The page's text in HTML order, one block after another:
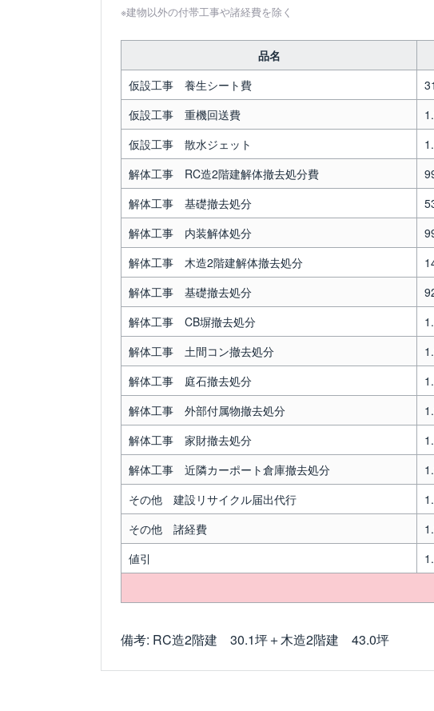
※建物以外の付帯工事や諸経費を除く
品名
仮設工事 養生シート費
仮設工事 重機回送費
仮設工事 散水ジェット
解体工事 RC造2階建解体撤去処分費
解体工事 基礎撤去処分
解体工事 内装解体処分
解体工事 木造2階建解体撤去処分
解体工事 基礎撤去処分
解体工事 CB塀撤去処分
解体工事 土間コン撤去処分
解体工事 庭石撤去処分
解体工事 外部付属物撤去処分
解体工事 家財撤去処分
解体工事 近隣カーポート倉庫撤去処分
その他 建設リサイクル届出代行
その他 諸経費
値引
備考: RC造2階建 30.1坪＋木造2階建 43.0坪